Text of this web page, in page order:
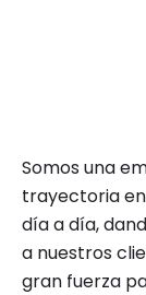
Somos una
trayectoria
día a día,
a nuestros
gran fuerza